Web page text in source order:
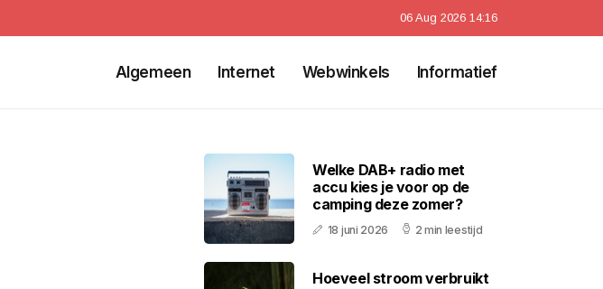
06 Aug 2026 14:16
Algemeen Internet Webwinkels Informatief
Welke DAB+ radio met
accu kies je voor op de
camping deze zomer?
18 juni 2026 2 min leestijd
Hoeveel stroom verbruikt